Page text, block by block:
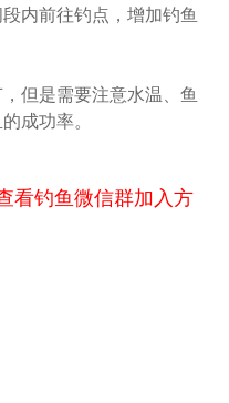
内前往钓点，增加钓鱼
但是需要注意水温、鱼
成功率。
看钓鱼微信群加入方